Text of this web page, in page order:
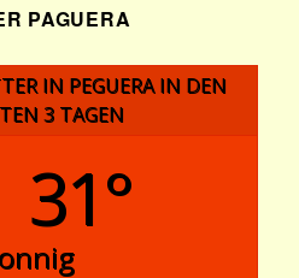
PAGUERA
IN PEGUERA IN DEN
3 TAGEN
31°